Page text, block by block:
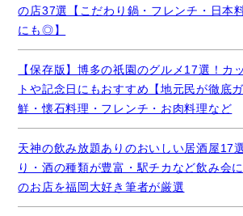
の店37選【こだわり鍋・フレンチ・日本
にも◎】
【保存版】博多の祇園のグルメ17選！カ
トや記念日にもおすすめ【地元民が徹底
鮮・懐石料理・フレンチ・お肉料理など
天神の飲み放題ありのおいしい居酒屋17
り・酒の種類が豊富・駅チカなど飲み会
のお店を福岡大好き筆者が厳選